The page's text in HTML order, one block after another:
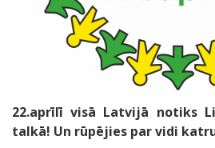
22.aprīlī visā Latvijā notiks
talkā! Un rūpējies par vidi